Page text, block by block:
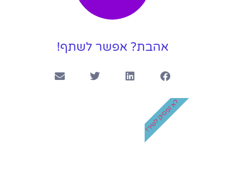
אהבת? אפשר לשתף!
לא נפסיק לשיר!